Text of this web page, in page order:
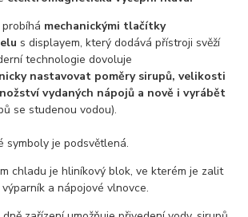
mechanickými tlačítky
s displayem, který dodává přístroji svěží
technologie dovoluje
nastavovat poměry sirupů, velikosti
vydaných nápojů a nově i vyrábět
se studenou vodou).
symboly je podsvětlená.
chladu je hliníkový blok, ve kterém je zalit
a nápojové vlnovce.